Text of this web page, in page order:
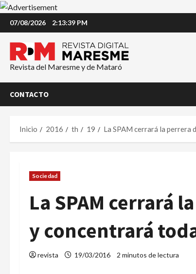
Saltar
al
contenido
07/08/2026 2:13:39 PM
Revista del Maresme y de Mataró
CONTACTO
Inicio 2016 th 19 La SPAM cerrará la perrera
Sociedad
La SPAM cerrará
y concentrará
revista 19/03/2016 2 minutos de lectura